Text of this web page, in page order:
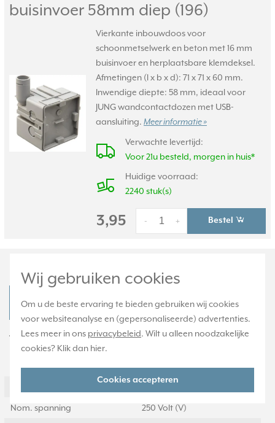
Wij gebruiken cookies
Om u de beste ervaring te bieden gebruiken wij cookies
voor websiteanalyse en (gepersonaliseerde) advertenties.
Lees meer in ons privacybeleid. Wilt u alleen noodzakelijke
cookies? Klik dan hier.
Cookies accepteren
buisinvoer 58mm diep (196)
Vierkante inbouwdoos voor
schoonmetselwerk en beton met 16 mm
buisinvoer en herplaatsbare klemdeksel.
Afmetingen (l x b x d): 71 x 71 x 60 mm.
Inwendige diepte: 58 mm, ideaal voor
JUNG wandcontactdozen met USB-
aansluiting. Meer informatie »
Verwachte levertijd:
Voor 21u besteld, morgen in huis*
Huidige voorraad:
2240 stuk(s)
3,95 +
- Bestel
JUNG LC 1520-18 A 216 Productdatablad
Technische specificaties
Specificatie Waarde
16 Ampère (A)
Nom. spanning 250 Volt (V)